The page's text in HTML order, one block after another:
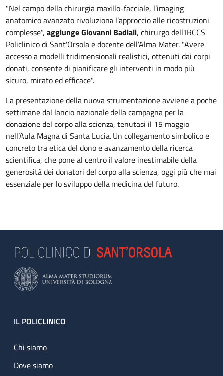
"Nel campo della chirurgia maxillo-facciale, l’imaging
anatomico avanzato rivoluziona l’approccio alle ricostruzioni
complesse", aggiunge Giovanni Badiali, chirurgo dell'IRCCS
Policlinico di Sant'Orsola e docente dell’Alma Mater. "Avere
accesso a modelli tridimensionali realistici, ottenuti dai corpi
donati, consente di pianificare gli interventi in modo più
sicuro, mirato ed efficace".
La presentazione della nuova strumentazione avviene a poche
settimane dal lancio nazionale della campagna per la
donazione del corpo alla scienza, tenutasi il 15 maggio
nell’Aula Magna di Santa Lucia. Un collegamento simbolico e
concreto tra etica del dono e avanzamento della ricerca
scientifica, che pone al centro il valore inestimabile della
generosità dei donatori del corpo alla scienza, oggi più che mai
essenziale per lo sviluppo della medicina del futuro.
Footer
IL POLICLINICO
Chi siamo
Dove siamo